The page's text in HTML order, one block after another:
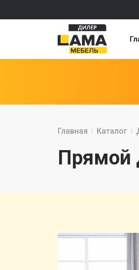
Главная Каталог
Прямой